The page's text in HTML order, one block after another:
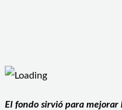
El fondo sirvió para mejorar